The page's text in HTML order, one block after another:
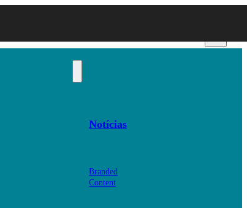
Notícias
Branded
Content